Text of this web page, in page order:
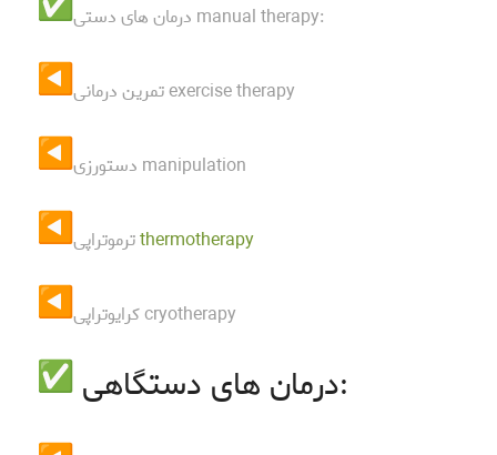
درمان های دستی manual therapy:
تمرین درمانی exercise therapy
دستورزی manipulation
ترموتراپیthermotherapy
کرایوتراپی cryotherapy
درمان های دستگاهی: